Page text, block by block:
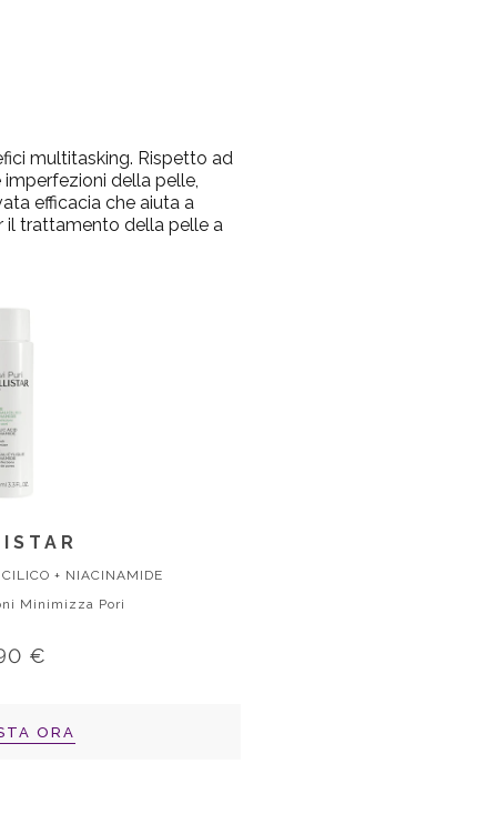
multitasking. Rispetto ad
della pelle,
efficacia che aiuta a
il trattamento della pelle a
+ NIACINAMIDE
Minimizza Pori
€
ORA